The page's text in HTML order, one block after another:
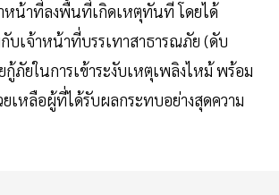
หน้าที่ลงพื้นที่เกิดเหตุทันที โดยได้
บเจ้าหน้าที่บรรเทาสาธารณภัย (ดับ
ภัยในการเข้าระงับเหตุเพลิงไหม้ พร้อม
ยเหลือผู้ที่ได้รับผลกระทบอย่างสุดความ